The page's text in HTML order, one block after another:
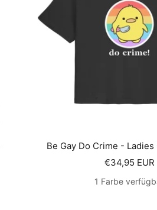
Be Gay Do Crime -
€34,95 EUR
1 Farbe